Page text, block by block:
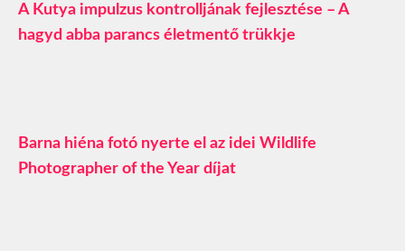
A Kutya impulzus kontrolljának fejlesztése – A
hagyd abba parancs életmentő trükkje
Barna hiéna fotó nyerte el az idei Wildlife
Photographer of the Year díjat